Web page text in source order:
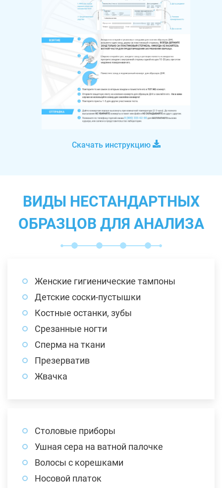
Скачать инструкцию
ВИДЫ НЕСТАНДАРТНЫХ
ОБРАЗЦОВ ДЛЯ АНАЛИЗА
Женские гигиенические тампоны
Детские соски-пустышки
Костные останки, зубы
Срезанные ногти
Сперма на ткани
Презерватив
Жвачка
Столовые приборы
Ушная сера на ватной палочке
Волосы с корешками
Носовой платок